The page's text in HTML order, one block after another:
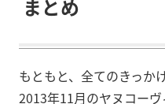
まとめ
もともと、全てのきっか
2013年11月のヤヌコー